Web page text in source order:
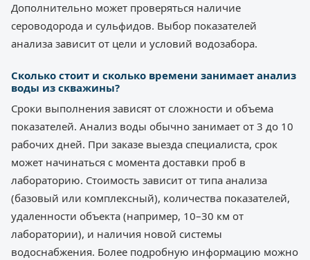
Дополнительно может проверяться наличие
сероводорода и сульфидов. Выбор показателей
анализа зависит от цели и условий водозабора.
Сколько стоит и сколько времени занимает анализ
воды из скважины?
Сроки выполнения зависят от сложности и объема
показателей. Анализ воды обычно занимает от 3 до 10
рабочих дней. При заказе выезда специалиста, срок
может начинаться с момента доставки проб в
лабораторию. Стоимость зависит от типа анализа
(базовый или комплексный), количества показателей,
удаленности объекта (например, 10–30 км от
лаборатории), и наличия новой системы
водоснабжения. Более подробную информацию можно